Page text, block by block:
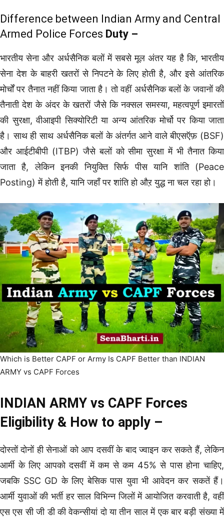
Difference between Indian Army and Central
Armed Police Forces Duty –
भारतीय सेना और अर्धसैनिक बलों में सबसे मूल अंतर यह है कि, भारतीय
सेना देश के बाहरी खतरों से निपटने के लिए होती है, और इसे आंतरिक
मोर्चों पर तैनात नहीं किया जाता है। तो वहीं अर्धसैनिक बलों के जवानों की
तैनाती देश के अंदर के खतरों जैसे कि नक्सल समस्या, महत्वपूर्ण इमारतों
की सुरक्षा, वीआइपी सिक्योरिटी या अन्य आंतरिक मोर्चो पर किया जाता
है। साथ ही साथ अर्धसैनिक बलों के अंतर्गत आने वाले बीएसऍफ़ (BSF)
और आईटीबीपी (ITBP) जैसे बलों को सीमा सुरक्षा में भी तैनात किया
जाता है, लेकिन इनकी नियुक्ति सिर्फ पीस यानि शांति (Peace
Posting) में होती है, यानि जहाँ पर शांति हो औऱ युद्ध ना चल रहा हो।
Which is Better CAPF or Army Is CAPF Better than INDIAN
ARMY vs CAPF Forces
INDIAN ARMY vs CAPF Forces
Eligibility & How to apply –
दोस्तों दोनों ही सेनाओं को आप दसवीं के बाद ज्वाइन कर सकते हैं, लेकिन
आर्मी के लिए आपको दसवीं में कम से कम 45% से पास होना चाहिए,
जबकि SSC GD के लिए बेसिक पास युवा भी आवेदन कर सकतें हैं।
आर्मी युवाओं की भर्ती हर साल विभिन्न जिलों में आयोजित करवाती है, वहीँ
एस एस सी जी डी की वेकन्सीयां दो या तीन साल में एक बार बड़ी संख्या में